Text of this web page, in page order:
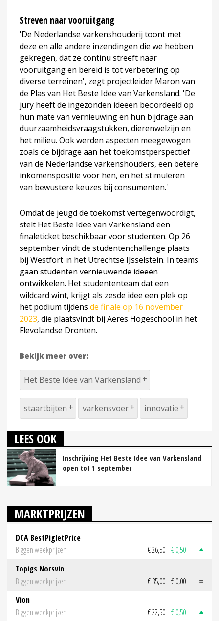
Streven naar vooruitgang
'De Nederlandse varkenshouderij toont met
deze en alle andere inzendingen die we hebben
gekregen, dat ze continu streeft naar
vooruitgang en bereid is tot verbetering op
diverse terreinen', zegt projectleider Maron van
de Plas van Het Beste Idee van Varkensland. 'De
jury heeft de ingezonden ideeën beoordeeld op
hun mate van vernieuwing en hun bijdrage aan
duurzaamheidsvraagstukken, dierenwelzijn en
het milieu. Ook werden aspecten meegewogen
zoals de bijdrage aan het toekomstperspectief
van de Nederlandse varkenshouders, een betere
inkomenspositie voor hen, en het stimuleren
van bewustere keuzes bij consumenten.'
Omdat de jeugd de toekomst vertegenwoordigt,
stelt Het Beste Idee van Varkensland een
finaleticket beschikbaar voor studenten. Op 26
september vindt de studentenchallenge plaats
bij Westfort in het Utrechtse IJsselstein. In teams
gaan studenten vernieuwende ideeën
ontwikkelen. Het studententeam dat een
wildcard wint, krijgt als zesde idee een plek op
het podium tijdens de finale op 16 november
2023, die plaatsvindt bij Aeres Hogeschool in het
Flevolandse Dronten.
Bekijk meer over:
Het Beste Idee van Varkensland
staartbijten varkensvoer innovatie
LEES OOK
Inschrijving Het Beste Idee van Varkensland
open tot 1 september
MARKTPRIJZEN
DCA BestPigletPrice
Biggen weekprijzen
€ 26,50 € 0,50
Topigs Norsvin
Biggen weekprijzen
€ 35,00 € 0,00
Vion
Biggen weekprijzen
€ 22,50 € 0,50